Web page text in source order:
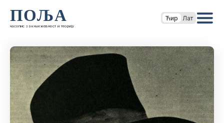
ПОЉА
часопис за књижевност и теорију
Ћир Лат